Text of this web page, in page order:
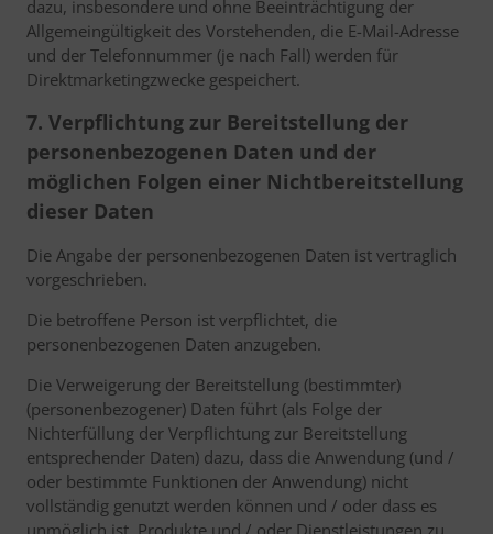
dazu, insbesondere und ohne Beeinträchtigung der
Allgemeingültigkeit des Vorstehenden, die E-Mail-Adresse
und der Telefonnummer (je nach Fall) werden für
Direktmarketingzwecke gespeichert.
7. Verpflichtung zur Bereitstellung der
personenbezogenen Daten und der
möglichen Folgen einer Nichtbereitstellung
dieser Daten
Die Angabe der personenbezogenen Daten ist vertraglich
vorgeschrieben.
Die betroffene Person ist verpflichtet, die
personenbezogenen Daten anzugeben.
Die Verweigerung der Bereitstellung (bestimmter)
(personenbezogener) Daten führt (als Folge der
Nichterfüllung der Verpflichtung zur Bereitstellung
entsprechender Daten) dazu, dass die Anwendung (und /
oder bestimmte Funktionen der Anwendung) nicht
vollständig genutzt werden können und / oder dass es
unmöglich ist, Produkte und / oder Dienstleistungen zu